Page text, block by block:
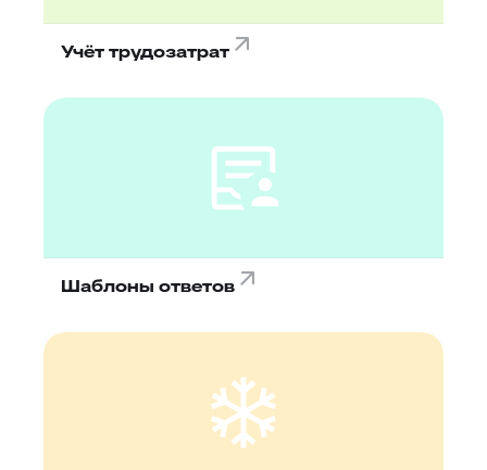
Учёт трудозатрат
Шаблоны ответов